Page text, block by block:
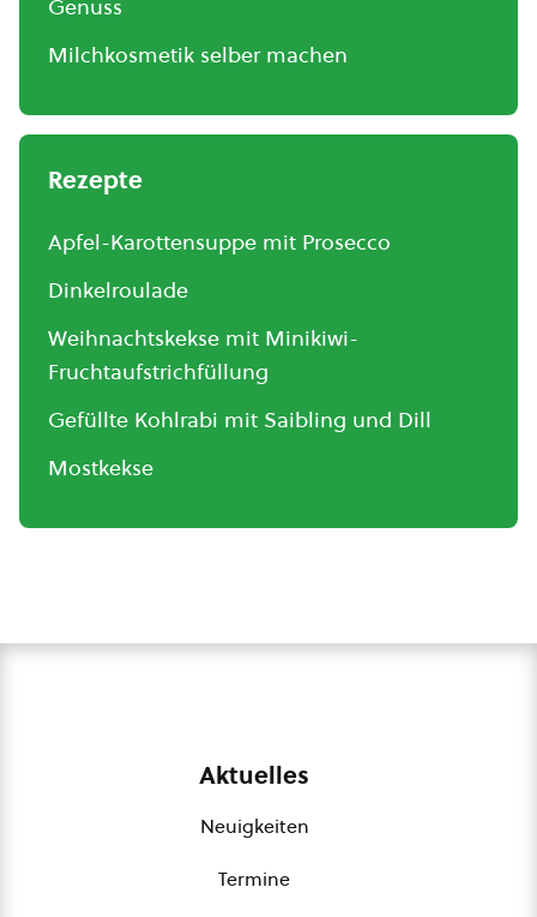
Genuss
Milchkosmetik selber machen
Rezepte
Apfel-Karottensuppe mit Prosecco
Dinkelroulade
Weihnachtskekse mit Minikiwi-
Fruchtaufstrichfüllung
Gefüllte Kohlrabi mit Saibling und Dill
Mostkekse
Aktuelles
Neuigkeiten
Termine